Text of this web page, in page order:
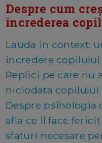
Despre cum
increderea
Lauda in context:
incredere copilului
Replici pe care nu
niciodata copilului
Despre
afla ce il face
sfaturi necesare